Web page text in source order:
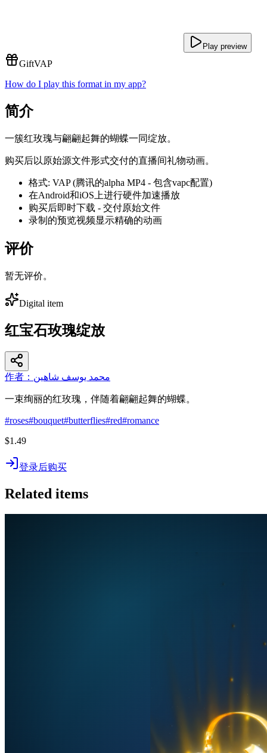
Play preview
GiftVAP
How do I play this format in my app?
简介
一簇红玫瑰与翩翩起舞的蝴蝶一同绽放。
购买后以原始源文件形式交付的直播间礼物动画。
格式: VAP (腾讯的alpha MP4 - 包含vapc配置)
在Android和iOS上进行硬件加速播放
购买后即时下载 - 交付原始文件
录制的预览视频显示精确的动画
评价
暂无评价。
Digital item
红宝石玫瑰绽放
作者：محمد يوسف شاهين
一束绚丽的红玫瑰，伴随着翩翩起舞的蝴蝶。
#roses#bouquet#butterflies#red#romance
$1.49
登录后购买
Related items